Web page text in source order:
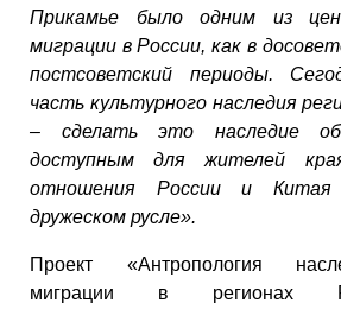
Прикамье было одним из
миграции в России, как в
постсоветский периоды.
часть культурного наследия
– сделать это наследие
доступным для жителей
отношения России и Китая
дружеском русле».
Проект «Антропология
миграции в регионах